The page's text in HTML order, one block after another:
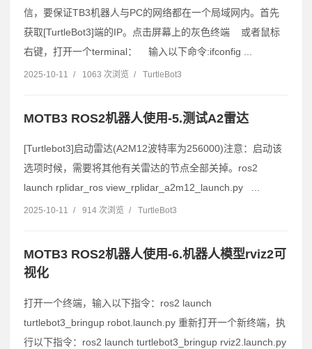
信，要保证TB3机器人与PC的网络都在一个局域网内。首先
获取[TurtleBot3]端的IP。点击屏幕上的灰色终端 或者鼠标
右键，打开一个terminal： 输入以下命令:ifconfig ...
2025-10-11 / 1063 次浏览 / TurtleBot3
MOTB3 ROS2机器人使用-5.测试A2雷达
[Turtlebot3]启动雷达(A2M12波特率为256000)注意：启动该
选项时候，需要将其他有关雷达的节点全部关掉。ros2
launch rplidar_ros view_rplidar_a2m12_launch.py ...
2025-10-11 / 914 次浏览 / TurtleBot3
MOTB3 ROS2机器人使用-6.机器人模型rviz2可
视化
打开一个终端，输入以下指令：ros2 launch
turtlebot3_bringup robot.launch.py 重新打开一个新终端，执
行以下指令：ros2 launch turtlebot3_bringup rviz2.launch.py